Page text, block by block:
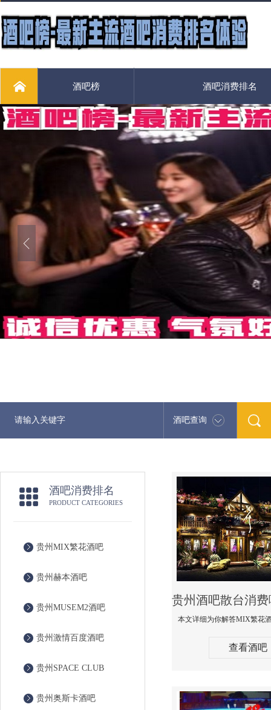
酒吧榜 酒吧消费排名
酒吧查询
酒吧消费排名
PRODUCT CATEGORIES
贵州MIX繁花酒吧
贵州赫本酒吧
贵州MUSEM2酒吧
贵州激情百度酒吧
贵州SPACE CLUB
贵州奥斯卡酒吧
查看酒吧